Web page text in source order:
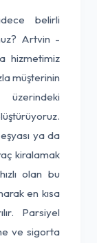
belirli
Artvin -
hizmetimiz
müşterinin
üzerindeki
ya da
kiralamak
olan bu
en kısa
Parsiyel
ve sigorta